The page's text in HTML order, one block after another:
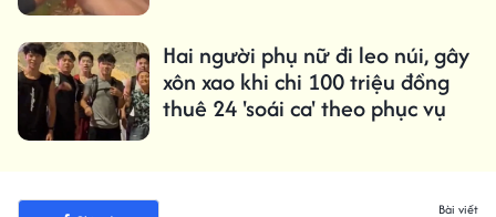
Hai người phụ nữ đi leo núi, gây
xôn xao khi chi 100 triệu đồng
thuê 24 'soái ca' theo phục vụ
Bài viết